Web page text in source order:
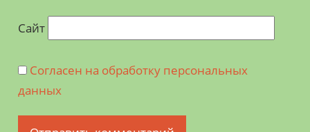
Сайт
Согласен на обработку персональных
данных